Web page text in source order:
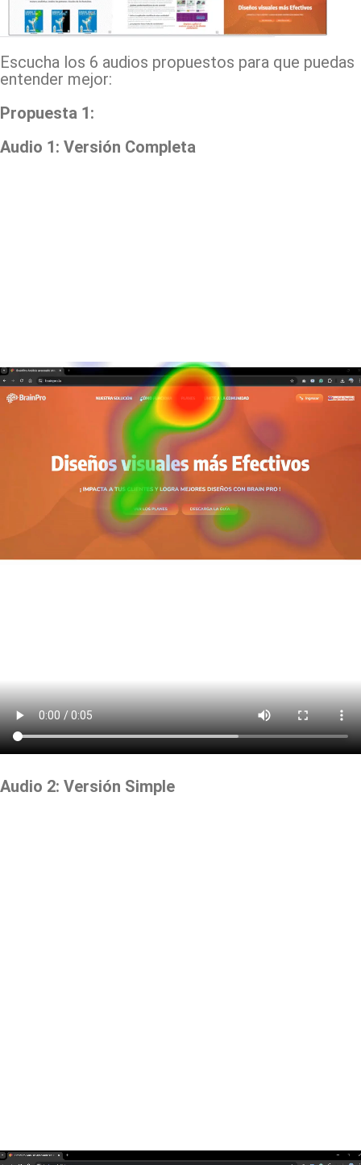
Escucha los 6 audios propuestos para que puedas
entender mejor:
Propuesta 1:
Audio 1: Versión Completa
Audio 2: Versión Simple